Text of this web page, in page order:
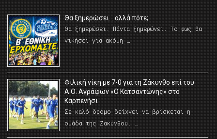
Θα ξημερώσει… αλλά πότε;
Θα ξημερώσει. Πάντα ξημερώνει. Το φως θα
νικήσει για ακόμη …
Φιλική νίκη με 7-0 για τη Ζάκυνθο επί του
Α.Ο. Αγράφων «Ο Κατσαντώνης» στο
Καρπενήσι
Σε καλό δρόμο δείχνει να βρίσκεται η
ομάδα της Ζακύνθου. …